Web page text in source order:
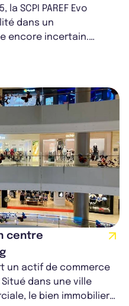
SCPI PAREF Evo
dans un
encore incertain.
européen en
centre
un actif de commerce
dans une ville
le bien immobilier